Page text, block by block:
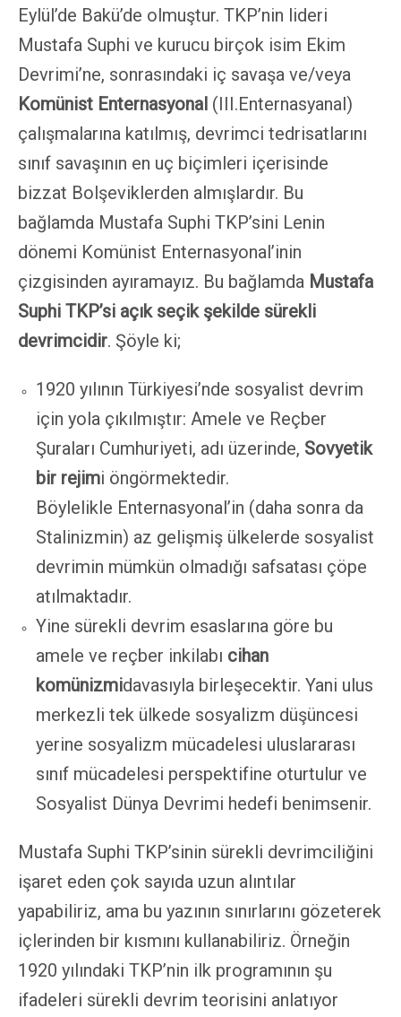
Eylül’de Bakü’de olmuştur. TKP’nin lideri
Mustafa Suphi ve kurucu birçok isim Ekim
Devrimi’ne, sonrasındaki iç savaşa ve/veya
Komünist Enternasyonal (III.Enternasyanal)
çalışmalarına katılmış, devrimci tedrisatlarını
sınıf savaşının en uç biçimleri içerisinde
bizzat Bolşeviklerden almışlardır. Bu
bağlamda Mustafa Suphi TKP’sini Lenin
dönemi Komünist Enternasyonal’inin
çizgisinden ayıramayız. Bu bağlamda Mustafa
Suphi TKP’si açık seçik şekilde sürekli
devrimcidir. Şöyle ki;
1920 yılının Türkiyesi’nde sosyalist devrim
için yola çıkılmıştır: Amele ve Reçber
Şuraları Cumhuriyeti, adı üzerinde, Sovyetik
bir rejimi öngörmektedir.
Böylelikle Enternasyonal’in (daha sonra da
Stalinizmin) az gelişmiş ülkelerde sosyalist
devrimin mümkün olmadığı safsatası çöpe
atılmaktadır.
Yine sürekli devrim esaslarına göre bu
amele ve reçber inkilabı cihan
komünizmidavasıyla birleşecektir. Yani ulus
merkezli tek ülkede sosyalizm düşüncesi
yerine sosyalizm mücadelesi uluslararası
sınıf mücadelesi perspektifine oturtulur ve
Sosyalist Dünya Devrimi hedefi benimsenir.
Mustafa Suphi TKP’sinin sürekli devrimciliğini
işaret eden çok sayıda uzun alıntılar
yapabiliriz, ama bu yazının sınırlarını gözeterek
içlerinden bir kısmını kullanabiliriz. Örneğin
1920 yılındaki TKP’nin ilk programının şu
ifadeleri sürekli devrim teorisini anlatıyor